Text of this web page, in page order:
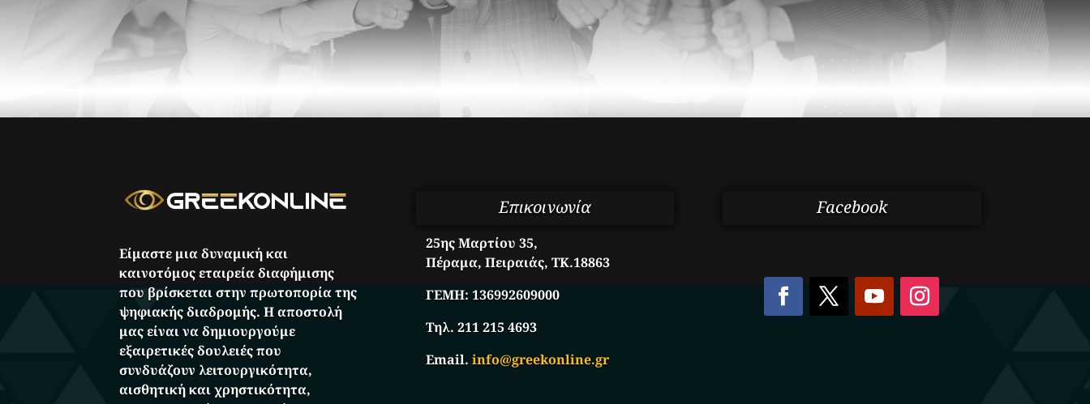
Είμαστε μια δυναμική και
καινοτόμος εταιρεία διαφήμισης
που βρίσκεται στην πρωτοπορία της
ψηφιακής διαδρομής. Η αποστολή
μας είναι να δημιουργούμε
εξαιρετικές δουλειές που
συνδυάζουν λειτουργικότητα,
αισθητική και χρηστικότητα,
Επικοινωνία
25ης Μαρτίου 35,
Πέραμα, Πειραιάς, ΤΚ.18863
ΓΕΜΗ:136992609000
Τηλ. 211 215 4693
Email.info@greekonline.gr
Facebook